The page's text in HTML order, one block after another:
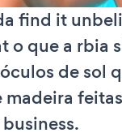
find it
o que a rbia
de sol